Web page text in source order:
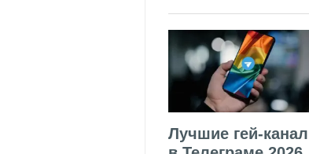
Лучшие гей-